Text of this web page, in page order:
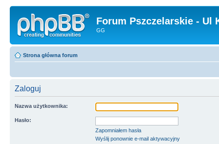
Forum Pszczelarskie - Ul
GG
Strona główna forum
Zaloguj
Nazwa użytkownika:
Hasło:
Zapomniałem hasła
Wyślij ponownie e-mail aktywacyjny